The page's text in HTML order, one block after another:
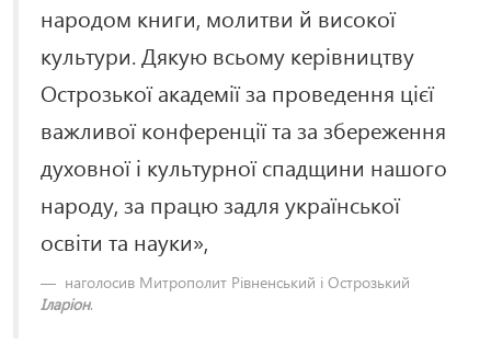
народом книги, молитви й високої
культури. Дякую всьому керівництву
Острозької академії за проведення цієї
важливої конференції та за збереження
духовної і культурної спадщини нашого
народу, за працю задля української
освіти та науки»,
наголосив Митрополит Рівненський і Острозький
Іларіон.